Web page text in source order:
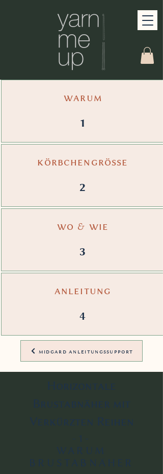
warum
1
körbchengrösse
2
wo & wie
3
anleitung
4
midgard anleitungssupport
Horizontale
Brustabnäher mit
Verkürzten Reihen
-1-
WARUM
BRUSTABNÄHER